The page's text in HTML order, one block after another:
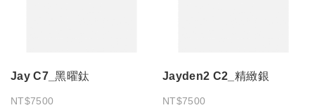
Jay C7_黑曜鈦
NT$7500
Jayden2 C2_精緻銀
NT$7500